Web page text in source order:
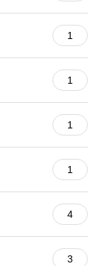
1
1
1
1
4
3